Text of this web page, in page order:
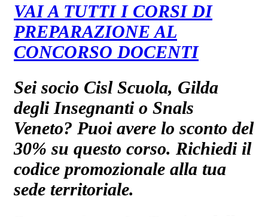
VAI A TUTTI I CORSI DI
PREPARAZIONE AL
CONCORSO DOCENTI
Sei socio Cisl Scuola, Gilda
degli Insegnanti o Snals
Veneto? Puoi avere lo sconto del
30% su questo corso. Richiedi il
codice promozionale alla tua
sede territoriale.